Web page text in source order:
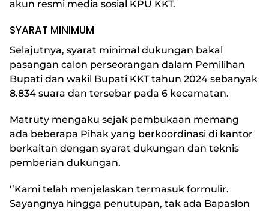
akun resmi media sosial KPU KKT.
SYARAT MINIMUM
Selajutnya, syarat minimal dukungan bakal
pasangan calon perseorangan dalam Pemilihan
Bupati dan wakil Bupati KKT tahun 2024 sebanyak
8.834 suara dan tersebar pada 6 kecamatan.
Matruty mengaku sejak pembukaan memang
ada beberapa Pihak yang berkoordinasi di kantor
berkaitan dengan syarat dukungan dan teknis
pemberian dukungan.
‘’Kami telah menjelaskan termasuk formulir.
Sayangnya hingga penutupan, tak ada Bapaslon